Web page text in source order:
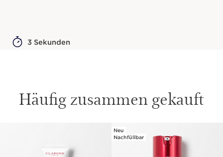
3 Sekunden
Häufig zusammen gekauft
Neu
Nachfüllbar